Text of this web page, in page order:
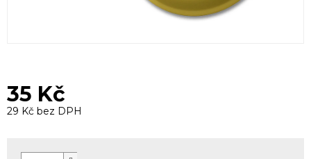
35 Kč
29 Kč bez DPH